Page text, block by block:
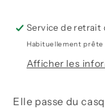
Service de retrait
Habituellement prête
Afficher les
Elle passe du